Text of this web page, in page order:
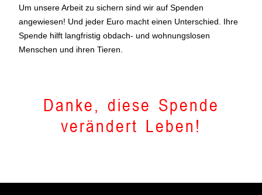
Um unsere Arbeit zu sichern sind wir auf Spenden
angewiesen! Und jeder Euro macht einen Unterschied. Ihre
Spende hilft langfristig obdach- und wohnungslosen
Menschen und ihren Tieren.
Danke, diese Spende
verändert Leben!